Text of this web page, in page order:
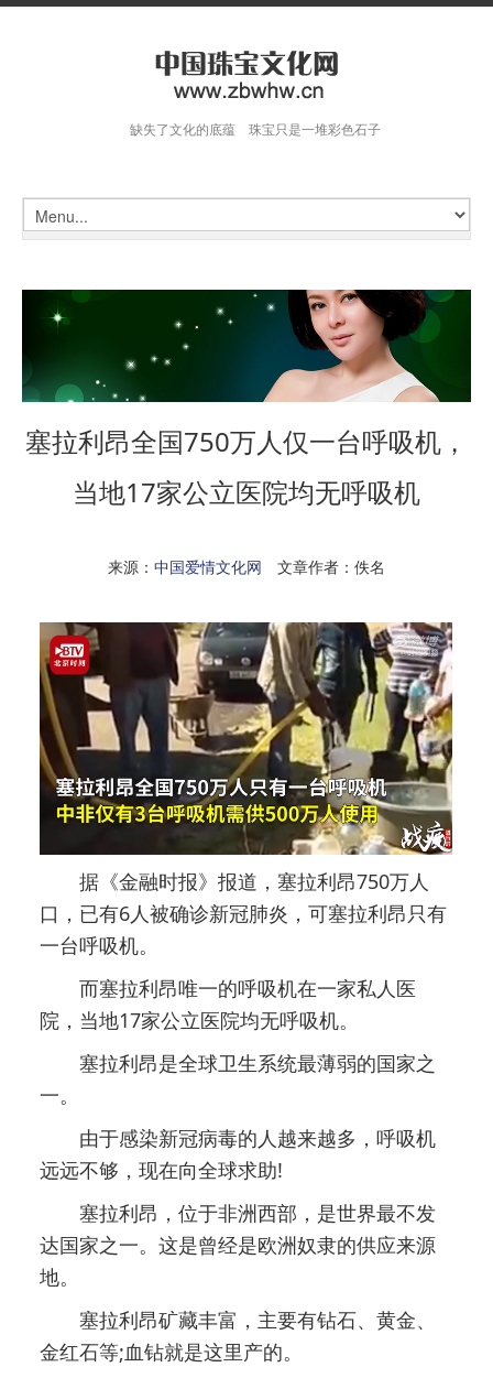
缺失了文化的底蕴 珠宝只是一堆彩色石子
塞拉利昂全国750万人仅一台呼吸机，
当地17家公立医院均无呼吸机
来源： 中国爱情文化网 文章作者：佚名
据《金融时报》报道，塞拉利昂750万人
口，已有6人被确诊新冠肺炎，可塞拉利昂只有
一台呼吸机。
而塞拉利昂唯一的呼吸机在一家私人医
院，当地17家公立医院均无呼吸机。
塞拉利昂是全球卫生系统最薄弱的国家之
一。
由于感染新冠病毒的人越来越多，呼吸机
远远不够，现在向全球求助!
塞拉利昂，位于非洲西部，是世界最不发
达国家之一。这是曾经是欧洲奴隶的供应来源
地。
塞拉利昂矿藏丰富，主要有钻石、黄金、
金红石等;血钻就是这里产的。